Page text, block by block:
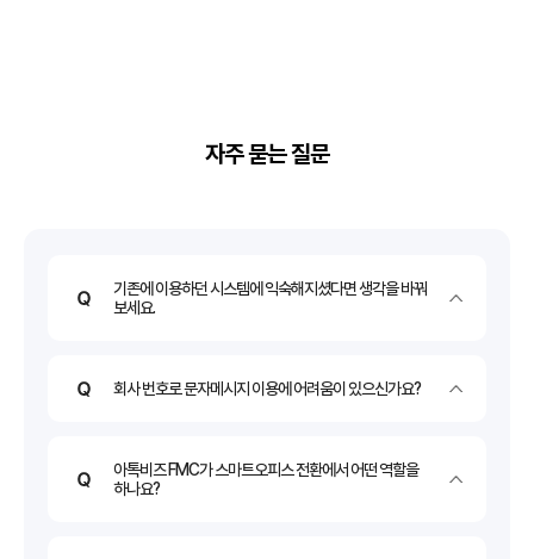
자주 묻는 질문
기존에 이용하던 시스템에 익숙해지셨다면 생각을 바꿔
보세요.
회사 번호로 문자메시지 이용에 어려움이 있으신가요?
아톡비즈 FMC가 스마트오피스 전환에서 어떤 역할을
하나요?